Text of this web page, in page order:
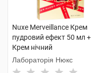
Nuxe Merveillance Крем
пудровий ефект 50 мл +
Крем нічний
концентрований 15 мл +
Крем для контуру очей 15 мл
Лабораторія Нюкс